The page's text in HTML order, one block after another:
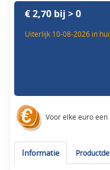
€ 2,70 bij > 0
Uiterlijk 10-08-2026 in
Voor elke euro
Informatie